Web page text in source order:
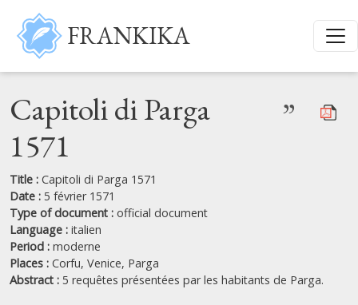
Skip to main content
FRANKIKA
Capitoli di Parga
1571
”
Title : Capitoli di Parga 1571
Date : 5 février 1571
Type of document : official document
Language : italien
Period : moderne
Places : Corfu, Venice, Parga
Abstract : 5 requêtes présentées par les habitants de Parga.